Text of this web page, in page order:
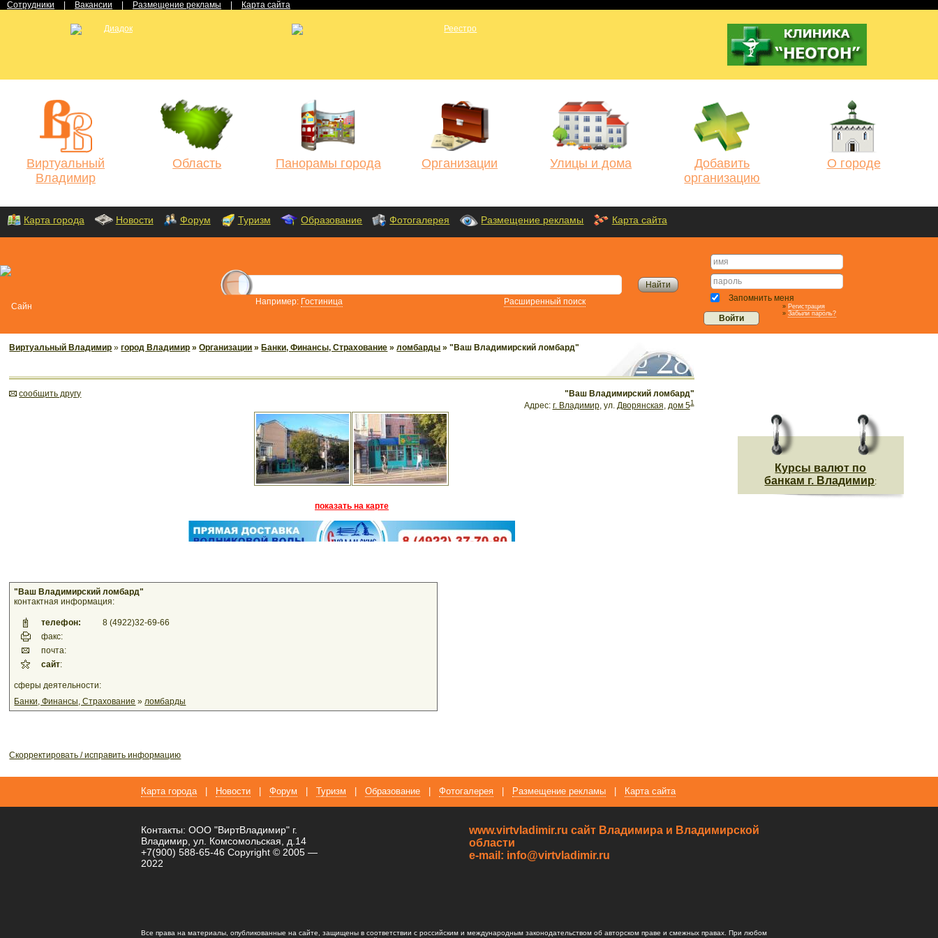
Сотрудники Вакансии Размещение рекламы Карта сайта
Виртуальный
Владимир
Область Панорамы города Организации Улицы и дома
Добавить
организацию
О городе
Карта города Новости Форум Туризм Образование Фотогалерея Размещение рекламы Карта сайта
Например: Гостиница Расширенный поиск Запомнить меня
» Регистрация
» Забыли пароль?
Виртуальный Владимир »город Владимир »Организации » Банки, Финансы, Страхование »ломбарды » "Ваш Владимирский ломбард"
cообщить другу
"Ваш Владимирский ломбард"
Адрес: г. Владимир, ул. Дворянская, дом 51
показать на карте
"Ваш Владимирский ломбард"
контактная информация:
телефон:
8 (4922)32-69-66
факс:
почта:
сайт:
сферы деятельности:
Банки, Финансы, Страхование »ломбарды
Скорректировать / исправить информацию
Курсы валют по
банкам г. Владимир:
Карта города Новости Форум Туризм Образование Фотогалерея Размещение рекламы Карта сайта
Контакты: ООО "ВиртВладимир" г.
Владимир, ул. Комсомольская, д.14
+7(900) 588-65-46 Copyright © 2005 —
2022
www.virtvladimir.ru cайт Владимира и Владимирской
области
e-mail: info@virtvladimir.ru
Все права на материалы, опубликованные на сайте, защищены в соответствии с российским и международным законодательством об авторском праве и смежных правах. При любом